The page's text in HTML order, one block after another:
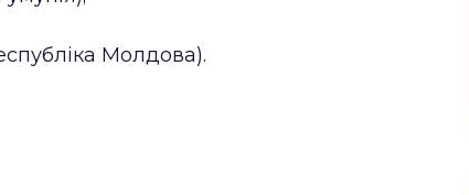
Молдова).